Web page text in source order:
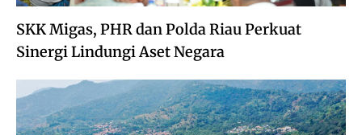
SKK Migas, PHR dan Polda Riau Perkuat
Sinergi Lindungi Aset Negara